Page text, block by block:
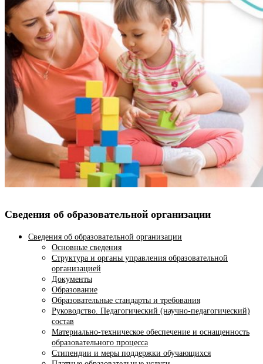
Сведения об образовательной организации
Сведения об образовательной организации
Основные сведения
Структура и органы управления образовательной
организацией
Документы
Образование
Образовательные стандарты и требования
Руководство. Педагогический (научно-педагогический)
состав
Материально-техническое обеспечение и оснащенность
образовательного процесса
Стипендии и меры поддержки обучающихся